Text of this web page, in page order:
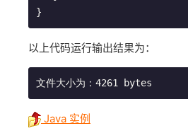
以上代码运行输出结果为：
Java 实例